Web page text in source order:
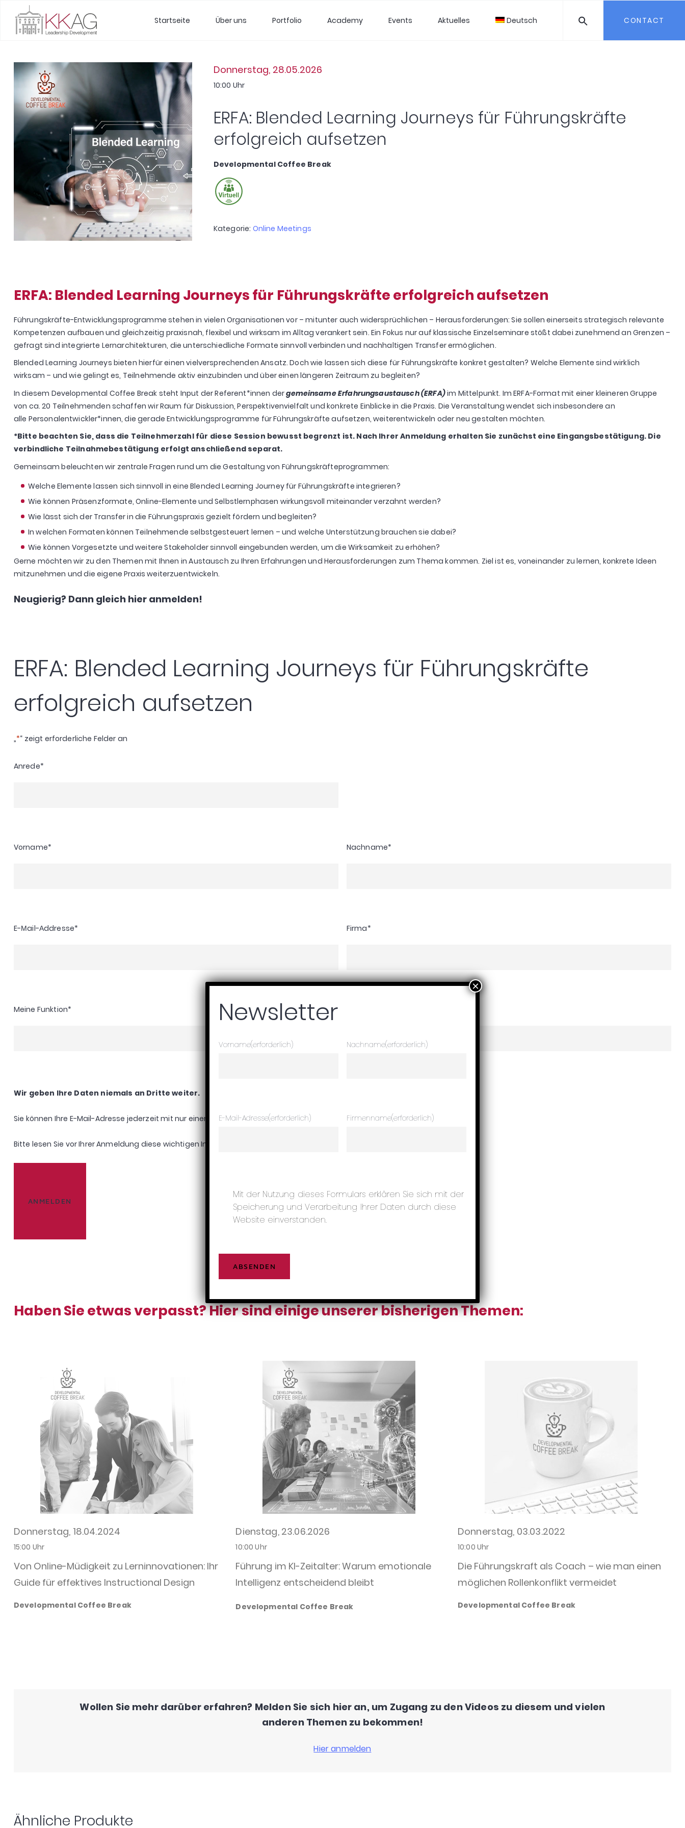
Startseite Über uns Portfolio Academy Events Aktuelles Deutsch CONTACT
ERFA: Blended Learning Journeys für Führungskräfte
erfolgreich aufsetzen
Donnerstag, 28.05.2026
10:00 Uhr
Developmental Coffee Break
Kategorie: Online Meetings
ERFA: Blended Learning Journeys für Führungskräfte erfolgreich aufsetzen
Führungskräfte-Entwicklungsprogramme stehen in vielen Organisationen vor – mitunter auch widersprüchlichen – Herausforderungen: Sie sollen einerseits strategisch relevante
Kompetenzen aufbauen und gleichzeitig praxisnah, flexibel und wirksam im Alltag verankert sein. Ein Fokus nur auf klassische Einzelseminare stößt dabei zunehmend an Grenzen –
gefragt sind integrierte Lernarchitekturen, die unterschiedliche Formate sinnvoll verbinden und nachhaltigen Transfer ermöglichen.
Blended Learning Journeys bieten hierfür einen vielversprechenden Ansatz. Doch wie lassen sich diese für Führungskräfte konkret gestalten? Welche Elemente sind wirklich
wirksam – und wie gelingt es, Teilnehmende aktiv einzubinden und über einen längeren Zeitraum zu begleiten?
In diesem Developmental Coffee Break steht Input der Referent*innen dergemeinsame Erfahrungsaustausch (ERFA)im Mittelpunkt. Im ERFA-Format mit einer kleineren Gruppe
von ca. 20 Teilnehmenden schaffen wir Raum für Diskussion, Perspektivenvielfalt und konkrete Einblicke in die Praxis. Die Veranstaltung wendet sichinsbesonderean
alle Personalentwickler*innen, die gerade Entwicklungsprogramme für Führungskräfte aufsetzen, weiterentwickeln oder neu gestalten möchten.
*Bitte beachten Sie, dass die Teilnehmerzahl für diese Session bewusst begrenzt ist. Nach Ihrer Anmeldung erhalten Sie zunächst eine Eingangsbestätigung. Die
verbindliche Teilnahmebestätigung erfolgt anschließend separat.
Gemeinsam beleuchten wir zentrale Fragen rund um die Gestaltung von Führungskräfteprogrammen:
Welche Elemente lassen sich sinnvoll in eine Blended Learning Journey für Führungskräfte integrieren?
Wie können Präsenzformate, Online-Elemente und Selbstlernphasen wirkungsvoll miteinander verzahnt werden?
Wie lässt sich der Transfer in die Führungspraxis gezielt fördern und begleiten?
In welchen Formaten können Teilnehmende selbstgesteuert lernen – und welche Unterstützung brauchen sie dabei?
Wie können Vorgesetzte und weitere Stakeholder sinnvoll eingebunden werden, um die Wirksamkeit zu erhöhen?
Gerne möchten wir zu den Themen mit Ihnen in Austausch zu Ihren Erfahrungen und Herausforderungen zum Thema kommen. Ziel ist es, voneinander zu lernen, konkrete Ideen
mitzunehmen und die eigene Praxis weiterzuentwickeln.
Neugierig? Dann gleich hier anmelden!
ERFA: Blended Learning Journeys für Führungskräfte
erfolgreich aufsetzen
„*“ zeigt erforderliche Felder an
Anrede*
Vorname* Nachname*
E-Мail-Аddresse* Firma*
Meine Funktion*
Wir geben Ihre Daten niemals an Dritte weiter.
Sie können Ihre E-Mail-Adresse jederzeit mit nur einem Mausklick aus unserem System löschen.
Bitte lesen Sie vor Ihrer Anmeldung diese wichtigen Informationen zum
Haben Sie etwas verpasst? Hier sind einige unserer bisherigen Themen:
Donnerstag, 18.04.2024
15:00 Uhr
Von Online-Müdigkeit zu Lerninnovationen: Ihr
Guide für effektives Instructional Design
Developmental Coffee Break
Dienstag, 23.06.2026
10:00 Uhr
Führung im KI-Zeitalter: Warum emotionale
Intelligenz entscheidend bleibt
Developmental Coffee Break
Donnerstag, 03.03.2022
10:00 Uhr
Die Führungskraft als Coach – wie man einen
möglichen Rollenkonflikt vermeidet
Developmental Coffee Break
Wollen Sie mehr darüber erfahren? Melden Sie sich hier an, um Zugang zu den Videos zu diesem und vielen
anderen Themen zu bekommen!
Ähnliche Produkte
Newsletter
Vorname(erforderlich) Nachname(erforderlich)
E-Mail-Adresse(erforderlich) Firmenname(erforderlich)
Privacy(erforderlich)
Mit der Nutzung dieses Formulars erklären Sie sich mit der
Speicherung und Verarbeitung Ihrer Daten durch diese
Website einverstanden.